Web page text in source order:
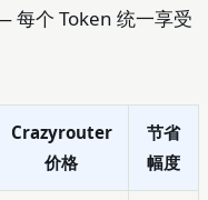
每个 Token 统一享受
Crazyrouter
价格
节省
幅度